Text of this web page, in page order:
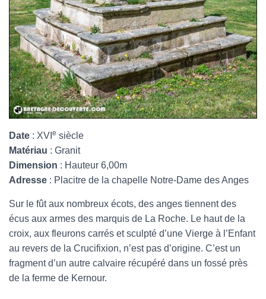
Date : XVI e siècle
Matériau : Granit
Dimension : Hauteur 6,00m
Adresse : Placitre de la chapelle Notre-Dame des Anges
Sur le fût aux nombreux écots, des anges tiennent des
écus aux armes des marquis de La Roche. Le haut de la
croix, aux fleurons carrés et sculpté d’une Vierge à l’Enfant
au revers de la Crucifixion, n’est pas d’origine. C’est un
fragment d’un autre calvaire récupéré dans un fossé près
de la ferme de Kernour.